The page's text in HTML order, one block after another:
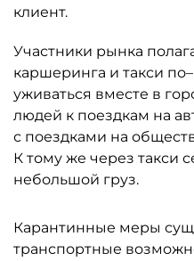
клиент.
Участники рынка
каршеринга и такси
уживаться вместе в
людей к поездкам на
с поездками на
К тому же через такси
небольшой груз.
Карантинные меры
транспортные